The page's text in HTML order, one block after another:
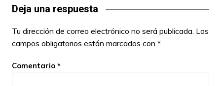
Deja una respuesta
Tu dirección de correo electrónico no será publicada. Los
campos obligatorios están marcados con *
Comentario *